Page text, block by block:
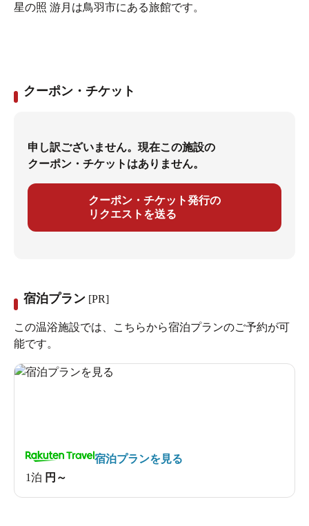
星の照 游月は鳥羽市にある旅館です。
クーポン・チケット
申し訳ございません。現在この施設の
クーポン・チケットはありません。
クーポン・チケット発行の
リクエストを送る
宿泊プラン [PR]
この温浴施設では、こちらから宿泊プランのご予約が可
能です。
1泊 円～
宿泊プランを見る